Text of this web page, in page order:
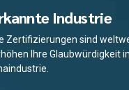
Industrie
Zertifizierungen sind
Ihre Glaubwürdigkeit